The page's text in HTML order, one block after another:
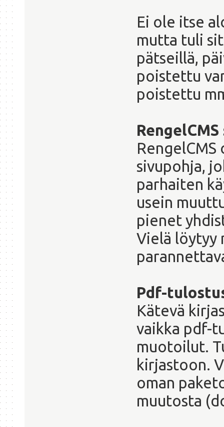
Ei ole itse
mutta tuli
pätseillä,
poistettu
poistettu
sivupohja,
parhaiten
usein
pienet
Vielä löytyy
Pdf-
Kätevä
vaikka pdf-
muotoilut.
kirjastoon.
oman
muutosta